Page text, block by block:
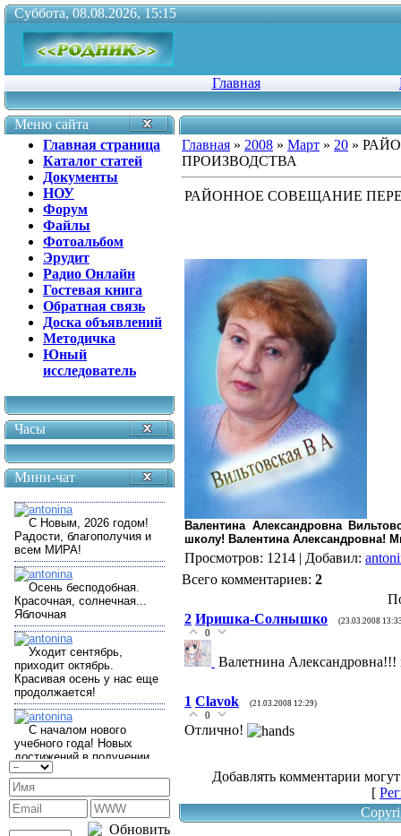
Суббота, 08.08.2026, 15:15
Главная
Меню сайта
Главная страница
Каталог статей
Документы
НОУ
Форум
Файлы
Фотоальбом
Эрудит
Радио Онлайн
Гостевая книга
Обратная связь
Доска объявлений
Методичка
Юный
исследователь
Часы
Мини-чат
Главная » 2008 » Март » 20 »
ПРОИЗВОДСТВА
РАЙОННОЕ СОВЕЩАНИЕ
Валентина Александровна
школу! Валентина Александровна!
Просмотров: 1214 | Добавил:
Всего комментариев: 2
2 Иришка-Солнышко (23.03.2008
0
Валетнина
1 Clavok (21.03.2008 12:29)
0
Отлично!
Добавлять комментарии
[